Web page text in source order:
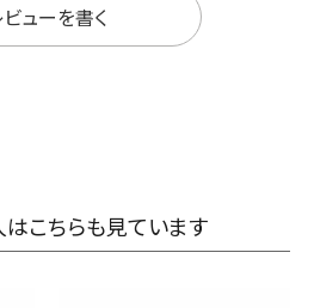
ビューを書く
こちらも見ています